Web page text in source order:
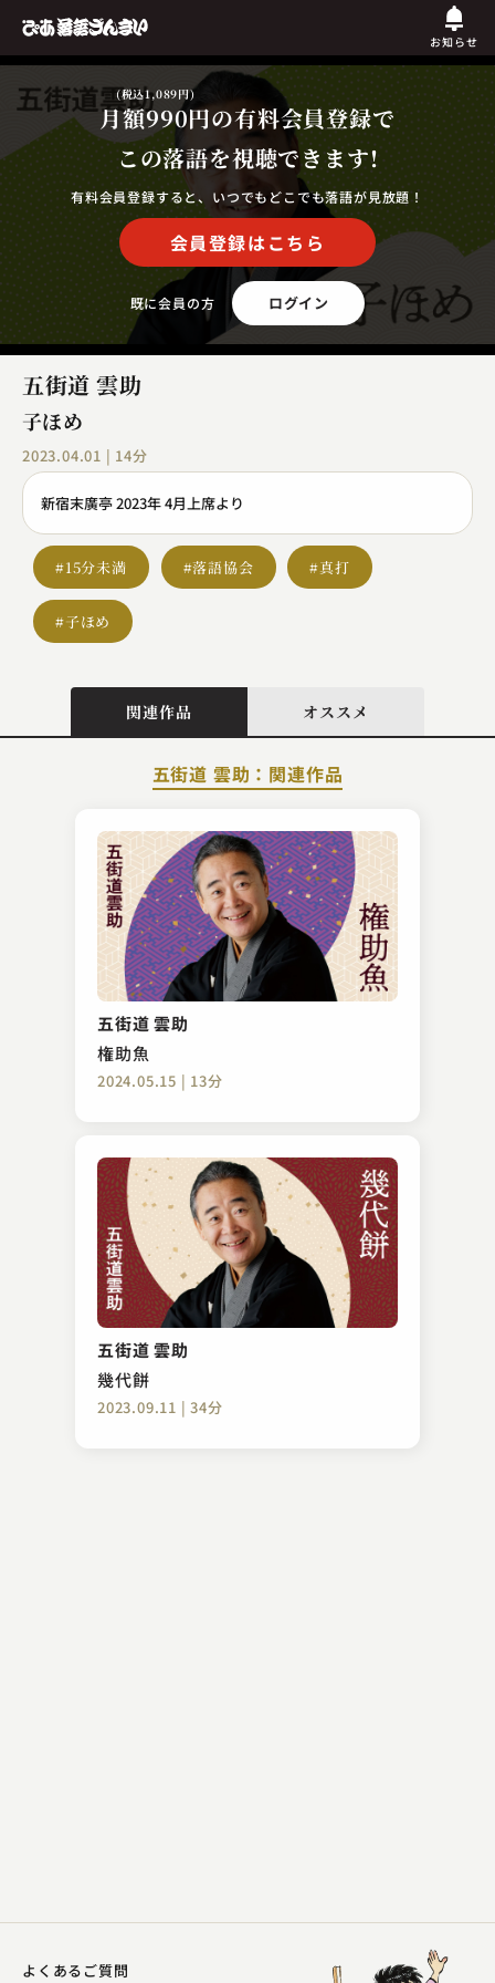
お知らせ
月額990円
(税込1,089円)
の有料会員登録で
この落語を視聴できます!
有料会員登録すると、いつでもどこでも落語が見放題！
会員登録はこちら
既に会員の方 ログイン
五街道 雲助
子ほめ
2023.04.01 | 14分
新宿末廣亭 2023年 4月上席より
#15分未満 #落語協会 #真打
#子ほめ
関連作品 オススメ
五街道 雲助：関連作品
五街道 雲助
権助魚
2024.05.15 | 13分
五街道 雲助
幾代餅
2023.09.11 | 34分
桂 やまと
熊の皮
2023.08.26 | 13分
入船亭 扇橋
いかけや
2024.08.23 | 12分
よくあるご質問